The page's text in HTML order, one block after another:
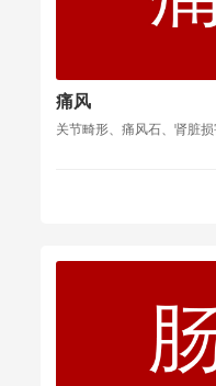
痛风
关节畸形、痛风石、肾脏